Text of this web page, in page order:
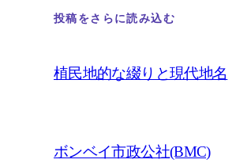
投稿をさらに読み込む
植民地的な綴りと現代地名
ボンベイ市政公社(BMC)